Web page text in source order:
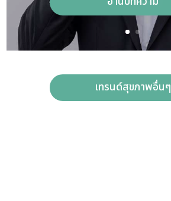
เทรนด์สุขภาพอื่นๆ